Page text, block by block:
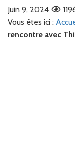
Juin 9, 2024
Vous êtes ici :
rencontre avec